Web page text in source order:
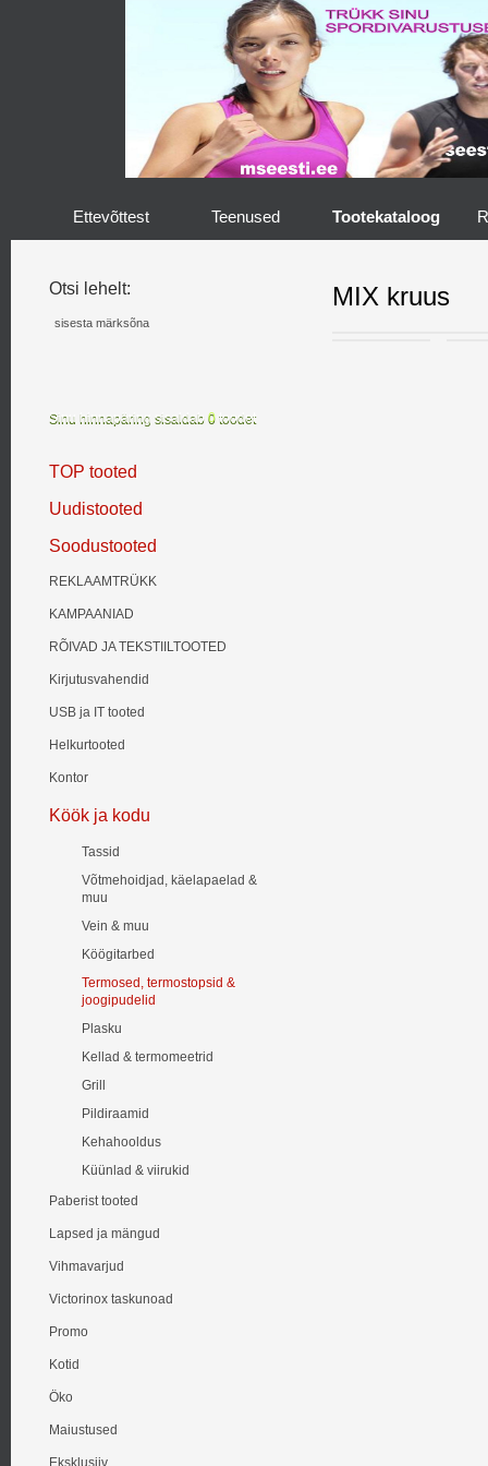
Ettevõttest Teenused Tootekataloog
Otsi lehelt:
Sinu hinnapäring sisaldab 0 toodet
TOP tooted
Uudistooted
Soodustooted
REKLAAMTRÜKK
KAMPAANIAD
RÕIVAD JA TEKSTIILTOOTED
Kirjutusvahendid
USB ja IT tooted
Helkurtooted
Kontor
Köök ja kodu
Tassid
Võtmehoidjad, käelapaelad &
muu
Vein & muu
Köögitarbed
Termosed, termostopsid &
joogipudelid
Plasku
Kellad & termomeetrid
Grill
Pildiraamid
Kehahooldus
Küünlad & viirukid
Paberist tooted
Lapsed ja mängud
Vihmavarjud
Victorinox taskunoad
Promo
Kotid
Öko
Maiustused
Eksklusiiv
MIX kruus